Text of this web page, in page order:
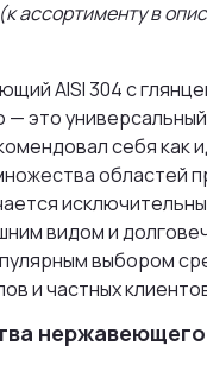
ассортименту в
AISI 304 с
это
себя как
областей
видом и
выбором
и частных
нержавеющего